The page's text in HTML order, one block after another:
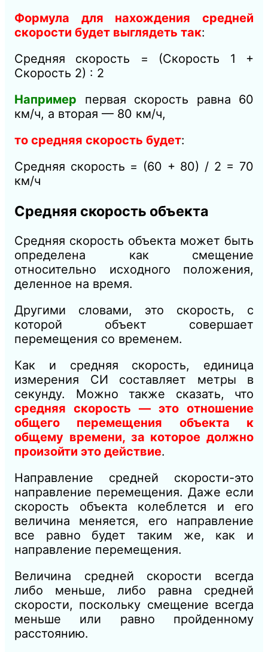
Формула для нахождения средней
скорости будет выглядеть так:
Средняя скорость = (Скорость 1 +
Скорость 2) : 2
Например первая скорость равна 60
км/ч, а вторая — 80 км/ч,
то средняя скорость будет:
Средняя скорость = (60 + 80) / 2 = 70
км/ч
Средняя скорость объекта
Средняя скорость объекта может быть
определена как смещение
относительно исходного положения,
деленное на время.
Другими словами, это скорость, с
которой объект совершает
перемещения со временем.
Как и средняя скорость, единица
измерения СИ составляет метры в
секунду. Можно также сказать, что
средняя скорость — это отношение
общего перемещения объекта к
общему времени, за которое должно
произойти это действие.
Направление средней скорости-это
направление перемещения. Даже если
скорость объекта колеблется и его
величина меняется, его направление
все равно будет таким же, как и
направление перемещения.
Величина средней скорости всегда
либо меньше, либо равна средней
скорости, поскольку смещение всегда
меньше или равно пройденному
расстоянию.